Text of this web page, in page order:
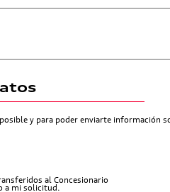
y para poder enviarte información
al Concesionario
a mi solicitud.